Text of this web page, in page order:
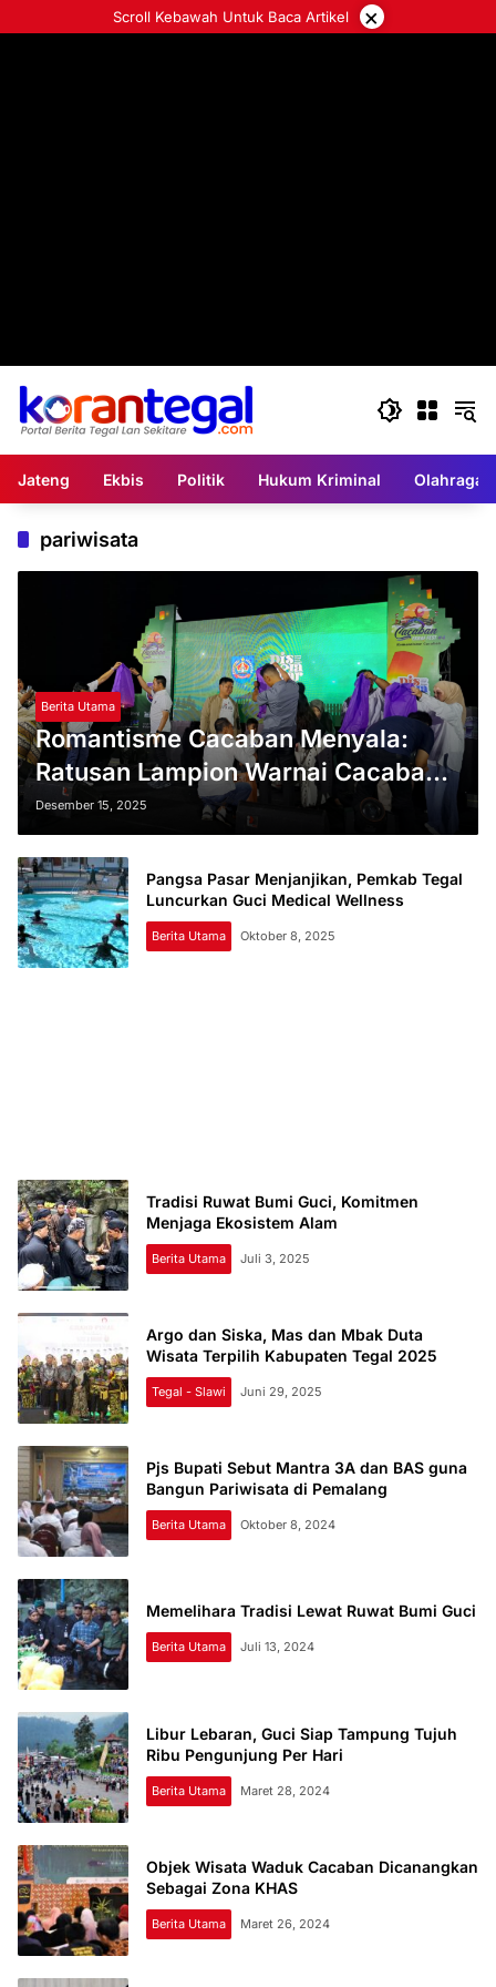
ke
Scroll Kebawah Untuk Baca Artikel ×
Jateng Ekbis Politik Hukum Kriminal Olahraga
pariwisata
Berita Utama
Romantisme Cacaban Menyala:
Ratusan Lampion Warnai Cacaban
Ekraft Festival 2025
Desember 15, 2025
Pangsa Pasar Menjanjikan, Pemkab Tegal
Luncurkan Guci Medical Wellness
Berita Utama Oktober 8, 2025
Tradisi Ruwat Bumi Guci, Komitmen
Menjaga Ekosistem Alam
Berita Utama Juli 3, 2025
Argo dan Siska, Mas dan Mbak Duta
Wisata Terpilih Kabupaten Tegal 2025
Tegal - Slawi Juni 29, 2025
Pjs Bupati Sebut Mantra 3A dan BAS guna
Bangun Pariwisata di Pemalang
Berita Utama Oktober 8, 2024
Memelihara Tradisi Lewat Ruwat Bumi Guci
Berita Utama Juli 13, 2024
Libur Lebaran, Guci Siap Tampung Tujuh
Ribu Pengunjung Per Hari
Berita Utama Maret 28, 2024
Objek Wisata Waduk Cacaban Dicanangkan
Sebagai Zona KHAS
Berita Utama Maret 26, 2024